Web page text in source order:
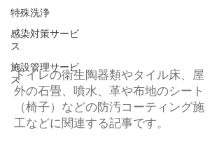
特殊洗浄
感染対策サービ
ス
施設管理サービ
ス
コーティング
トイレの衛生陶器類やタイル床、屋
外の石畳、噴水、革や布地のシート
（椅子）などの防汚コーティング施
工などに関連する記事です。